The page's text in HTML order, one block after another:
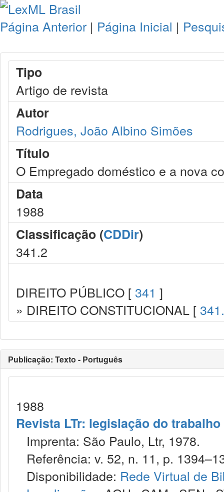
Página Anterior | Página Inicial |
Tipo
Artigo de revista
Autor
Rodrigues, João Albino Simões
Título
O Empregado doméstico e a nova
Data
1988
Classificação (CDDir)
341.2
DIREITO PÚBLICO [ 341 ]
» DIREITO CONSTITUCIONAL [
Publicação: Texto - Português
1988
Revista LTr: legislação do trabalho
Imprenta: São Paulo, Ltr, 1978.
Referência: v. 52, n. 11, p.
Disponibilidade: Rede Virtual de